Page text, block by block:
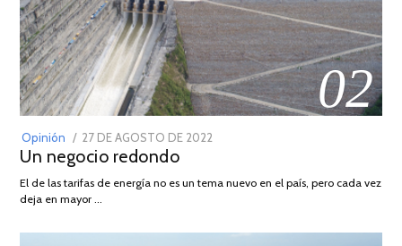
02
Opinión
POSTED
ON
27 DE AGOSTO DE 2022
DE
Un negocio redondo
El de las tarifas de energía no es un tema nuevo en el país, pero cada vez
deja en mayor …